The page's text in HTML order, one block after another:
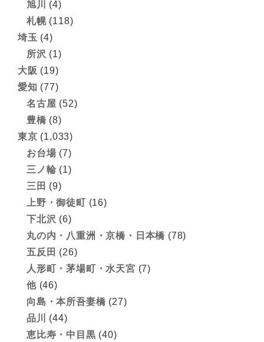
旭川
(4)
札幌(118)
埼玉 (4)
所沢 (1)
大阪 (19)
愛知 (77)
名古屋 (52)
豊橋 (8)
東京 (1,033)
お台場 (7)
三ノ輪 (1)
三田 (9)
上野・御徒町 (16)
下北沢 (6)
丸の内・八重洲・京橋・日本橋 (78)
五反田 (26)
人形町・茅場町・水天宮 (7)
他(46)
向島・本所吾妻橋 (27)
品川
(44)
恵比寿・中目黒 (40)